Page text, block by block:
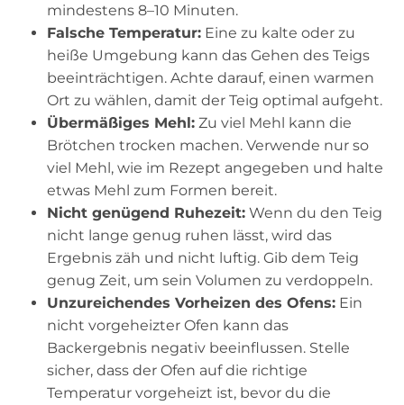
mindestens 8–10 Minuten.
Falsche Temperatur: Eine zu kalte oder zu
heiße Umgebung kann das Gehen des Teigs
beeinträchtigen. Achte darauf, einen warmen
Ort zu wählen, damit der Teig optimal aufgeht.
Übermäßiges Mehl: Zu viel Mehl kann die
Brötchen trocken machen. Verwende nur so
viel Mehl, wie im Rezept angegeben und halte
etwas Mehl zum Formen bereit.
Nicht genügend Ruhezeit: Wenn du den Teig
nicht lange genug ruhen lässt, wird das
Ergebnis zäh und nicht luftig. Gib dem Teig
genug Zeit, um sein Volumen zu verdoppeln.
Unzureichendes Vorheizen des Ofens: Ein
nicht vorgeheizter Ofen kann das
Backergebnis negativ beeinflussen. Stelle
sicher, dass der Ofen auf die richtige
Temperatur vorgeheizt ist, bevor du die